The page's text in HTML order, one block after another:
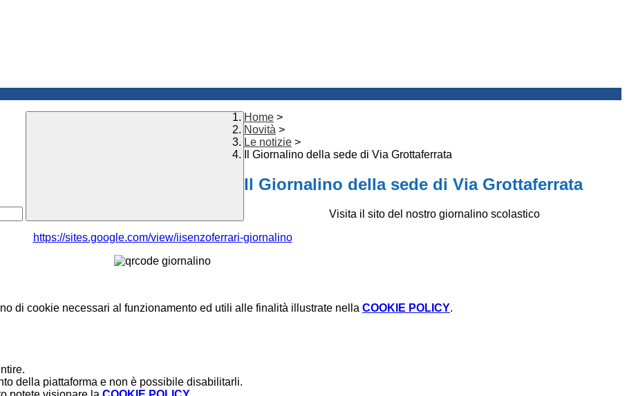
Home >
Novità >
Le notizie >
Il Giornalino della sede di Via Grottaferrata
Il Giornalino della sede di Via Grottaferrata
Visita il sito del nostro giornalino scolastico
https://sites.google.com/view/iisenzoferrari-giornalino
di cookie necessari al funzionamento ed utili alle finalità illustrate nella COOKIE POLICY.
della piattaforma e non è possibile disabilitarli.